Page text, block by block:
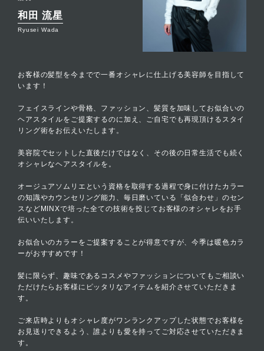
和田 流星
Ryusei Wada
お客様の髪型を今までで一番オシャレに仕上げる美容師を目指して
います！
フェイスラインや骨格、ファッション、髪質を加味してお似合いの
ヘアスタイルをご提案するのに加え、ご自宅でも再現頂けるスタイ
リング術をお伝えいたします。
美容院でセットした直後だけではなく、その後の日常生活でも続く
オシャレなヘアスタイルを。
オージュアソムリエという資格を取得する過程で身に付けたカラー
の知識やカウンセリング能力、毎日磨いている「似合わせ」のセン
スなどMINXで培った全ての技術を投じてお客様のオシャレをお手
伝いいたします。
お似合いのカラーをご提案することが得意ですが、今季は暖色カラ
ーがおすすめです！
髪に限らず、趣味であるコスメやファッションについてもご相談い
ただけたらお客様にピッタリなアイテムを紹介させていただきま
す。
ご来店時よりもオシャレ度がワンランクアップした状態でお客様を
お見送りできるよう、誰よりも愛を持ってご対応させていただきま
す。